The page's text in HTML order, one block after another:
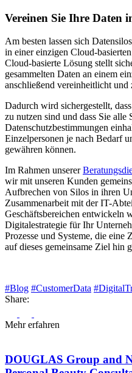
Vereinen Sie Ihre Daten
Am besten lassen sich
in einer einzigen Cloud-
Cloud-basierte Lösung stellt
gesammelten Daten an einem
anschließend vereinheitlicht und
Dadurch wird sichergestellt,
zu nutzen sind und dass Sie alle
Datenschutzbestimmungen
Einzelpersonen je nach Bedarf
gewähren können.
Im Rahmen unserer
wir mit unseren Kunden
Aufbrechen von Silos in ihren
Zusammenarbeit mit der IT-
Geschäftsbereichen entwickeln
Digitalestrategie für Ihr
Prozesse und Systeme, die eine
auf dieses gemeinsame Ziel hin
#Blog #CustomerData
Share:
Mehr erfahren
DOUGLAS Group and